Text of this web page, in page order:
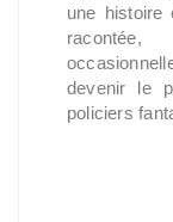
une histoire
devenir le
policiers